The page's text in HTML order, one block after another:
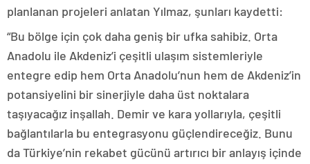
planlanan projeleri anlatan Yılmaz, şunları kaydetti:
“Bu bölge için çok daha geniş bir ufka sahibiz. Orta
Anadolu ile Akdeniz’i çeşitli ulaşım sistemleriyle
entegre edip hem Orta Anadolu’nun hem de Akdeniz’in
potansiyelini bir sinerjiyle daha üst noktalara
taşıyacağız inşallah. Demir ve kara yollarıyla, çeşitli
bağlantılarla bu entegrasyonu güçlendireceğiz. Bunu
da Türkiye’nin rekabet gücünü artırıcı bir anlayış içinde